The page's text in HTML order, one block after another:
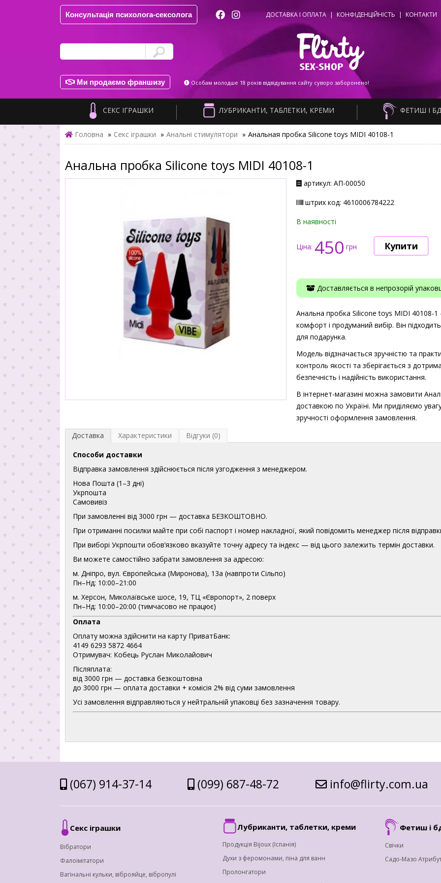
Консультація психолога-сексолога ДОСТАВКА І ОПЛАТА | КОНФІДЕНЦІЙНІСТЬ | КОНТАКТИ
Ми продаємо франшизу Особам молодше 18 років відвідування сайту суворо заборонено!
СЕКС ІГРАШКИ ЛУБРИКАНТИ, ТАБЛЕТКИ, КРЕМИ ФЕТИШ І
Головна » Секс іграшки » Анальні стимулятори » Анальная пробка Silicone toys MIDI 40108-1
Анальна пробка Silicone toys MIDI 40108-1
артикул: АП-00050
штрих код: 4610006784222
В наявності
Ціна: 450 грн
Доставляється в непрозорій
Анальна пробка Silicone toys MIDI 40108-1
комфорт і продуманий вибір. Він
для подарунка.
Модель відзначається зручністю та
контроль якості та зберігається з
безпечність і надійність використання.
В інтернет-магазині можна замовити
доставкою по Україні. Ми приділяємо
зручності оформлення замовлення.
Доставка
Характеристики Відгуки (0)
Способи доставки
Відправка замовлення здійснюється після узгодження з менеджером.
Нова Пошта (1–3 дні)
Укрпошта
Самовивіз
При замовленні від 3000 грн — доставка БЕЗКОШТОВНО.
При отриманні посилки майте при собі паспорт і номер накладної, який повідомить менеджер після
При виборі Укрпошти обов’язково вказуйте точну адресу та індекс — від цього залежить термін доставки.
Ви можете самостійно забрати замовлення за адресою:
м. Дніпро, вул. Європейська (Миронова), 13а (навпроти Сільпо)
Пн–Нд: 10:00–21:00
м. Херсон, Миколаївське шосе, 19, ТЦ «Європорт», 2 поверх
Пн–Нд: 10:00–20:00 (тимчасово не працює)
Оплата
Оплату можна здійснити на карту ПриватБанк:
4149 6293 5872 4664
Отримувач: Кобець Руслан Миколайович
Післяплата:
від 3000 грн — доставка безкоштовна
до 3000 грн — оплата доставки + комісія 2% від суми замовлення
Усі замовлення відправляються у нейтральній упаковці без зазначення товару.
(067) 914-37-14 (099) 687-48-72 info@flirty.com.ua
Секс іграшки
Вібратори
Фалоімітатори
Вагінальні кульки, віброяйце, вібропулі
Лубриканти, таблетки, креми
Продукція Bijoux (Іспанія)
Духи з феромонами, піна для ванн
Пролонгатори
Фетиш і
Свічки
Садо-Мазо